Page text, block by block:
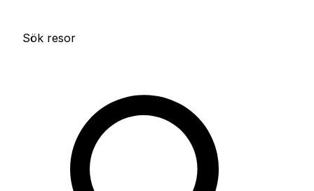
gångavstånd till både strand, torg, stadens
hotellets grönskande trädgård och terrass
blir en naturlig samlingsplats för
gemenskap och återhämtning.
Sök resor